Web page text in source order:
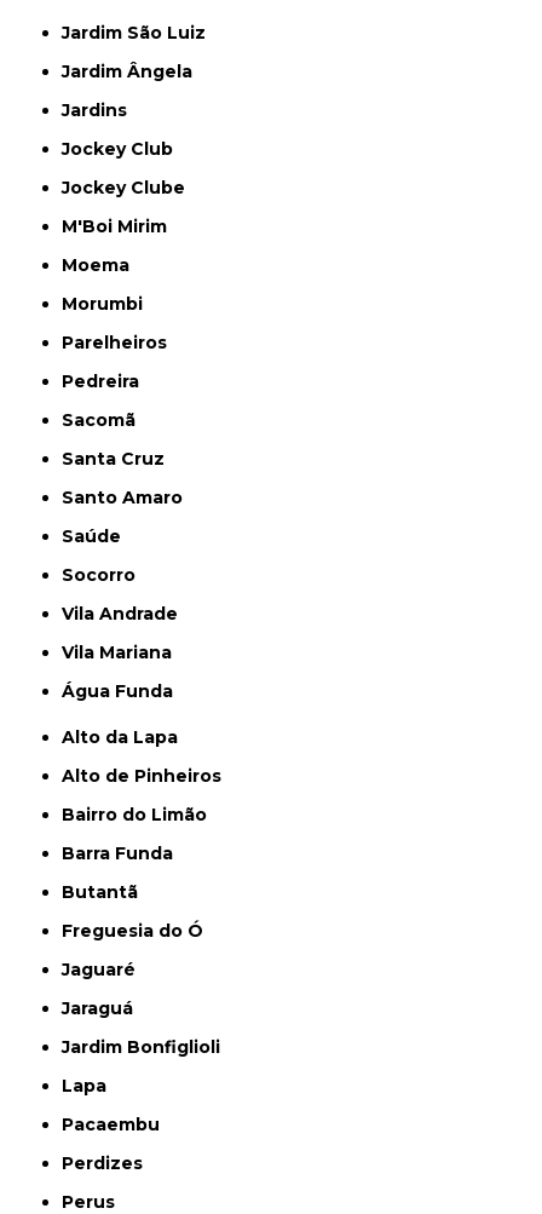
Jardim São Luiz
Jardim Ângela
Jardins
Jockey Club
Jockey Clube
M'Boi Mirim
Moema
Morumbi
Parelheiros
Pedreira
Sacomã
Santa Cruz
Santo Amaro
Saúde
Socorro
Vila Andrade
Vila Mariana
Água Funda
Alto da Lapa
Alto de Pinheiros
Bairro do Limão
Barra Funda
Butantã
Freguesia do Ó
Jaguaré
Jaraguá
Jardim Bonfiglioli
Lapa
Pacaembu
Perdizes
Perus